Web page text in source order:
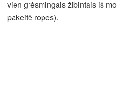
vien grėsmingais žibintais iš
pakeitė ropes).